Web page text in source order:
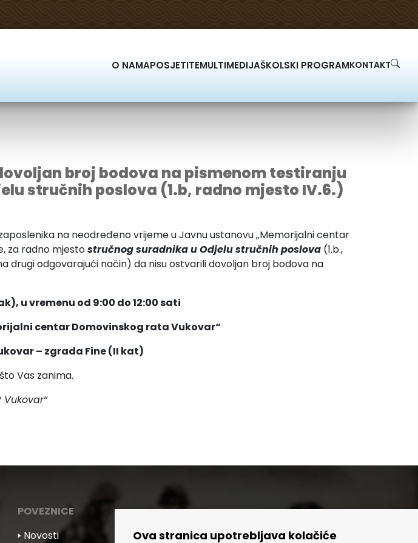
Ova stranica upotrebljava kolačiće
O NAMAPOSJETITEMULTIMEDIJAŠKOLSKI PROGRAMKONTAKT
broj bodova na pismenom testiranju
stručnih poslova (1.b, radno mjesto IV.6.)
na neodređeno vrijeme u Javnu ustanovu „Memorijalni centar
za radno mjestostručnog suradnika u Odjelu stručnih poslova (1.b.,
drugi odgovarajući način) da nisu ostvarili dovoljan broj bodova na
u vremenu od 9:00 do 12:00 sati
centar Domovinskog rata Vukovar“
– zgrada Fine (II kat)
Vas zanima.
Vukovar“
POVEZNICE
🢒 Novosti
🢒 Izvještaji